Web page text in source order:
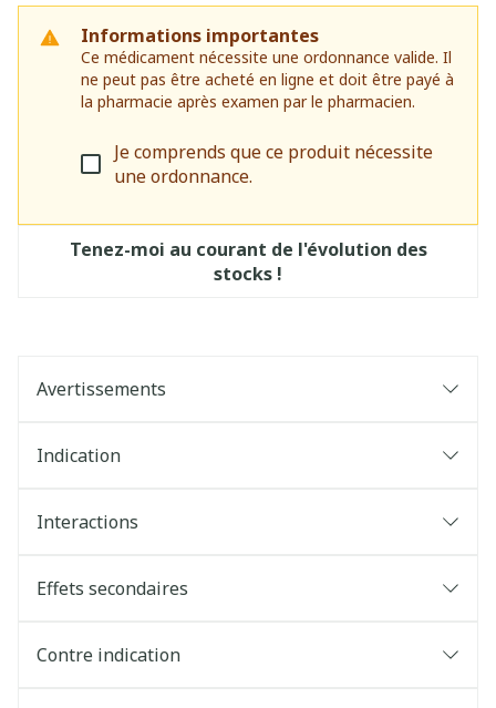
Informations importantes
Ce médicament nécessite une ordonnance valide. Il
ne peut pas être acheté en ligne et doit être payé à
la pharmacie après examen par le pharmacien.
Je comprends que ce produit nécessite
une ordonnance.
Tenez-moi au courant de l'évolution des
stocks !
Avertissements
Indication
Interactions
Effets secondaires
Contre indication